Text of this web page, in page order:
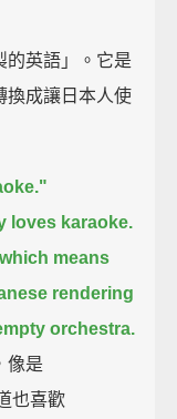
的英語」。它是
換成讓日本人使
loves karaoke.
means
rendering
orchestra.
像是
也喜歡